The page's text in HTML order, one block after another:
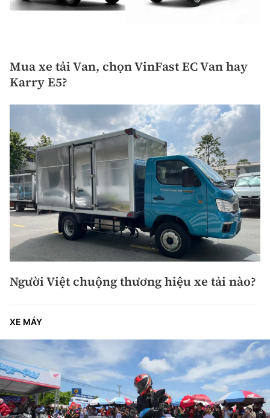
Mua xe tải Van, chọn VinFast EC Van hay
Karry E5?
Người Việt chuộng thương hiệu xe tải nào?
XE MÁY